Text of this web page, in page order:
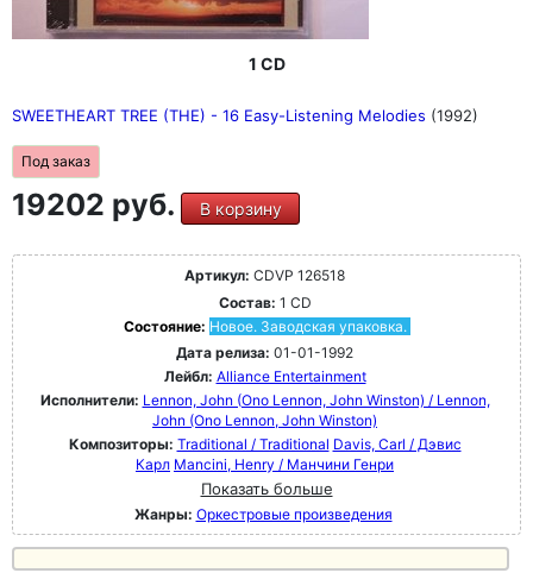
1 CD
SWEETHEART TREE (THE) - 16 Easy-Listening Melodies (1992)
Под заказ
19202 руб. В корзину
Артикул: CDVP 126518
Состав: 1 CD
Состояние: Новое. Заводская упаковка.
Дата релиза: 01-01-1992
Лейбл: Alliance Entertainment
Исполнители: Lennon, John (Ono Lennon, John Winston) / Lennon,
John (Ono Lennon, John Winston)
Композиторы: Traditional / Traditional Davis, Carl / Дэвис
Карл Mancini, Henry / Манчини Генри
Показать больше
Жанры: Оркестровые произведения